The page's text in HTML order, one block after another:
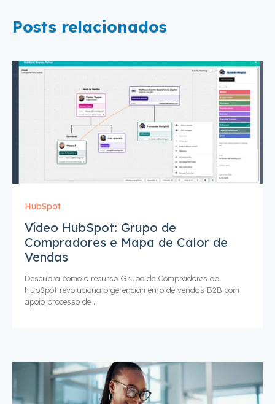
Posts relacionados
HubSpot
Vídeo HubSpot: Grupo de
Compradores e Mapa de Calor de
Vendas
Descubra como o recurso Grupo de Compradores da
HubSpot revoluciona o gerenciamento de vendas B2B com
apoio processo de ...